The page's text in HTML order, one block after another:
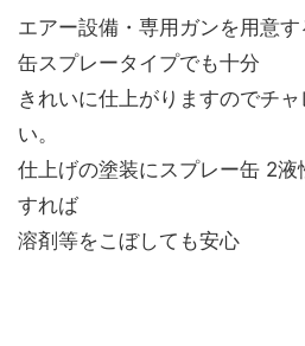
エアー設備・専用ガンを用意
缶スプレータイプでも十分
きれいに仕上がりますのでチ
い。
仕上げの塗装にスプレー缶 2
すれば
溶剤等をこぼしても安心